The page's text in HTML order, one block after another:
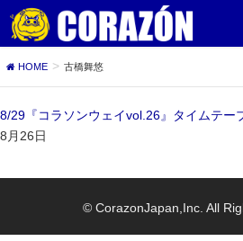
HOME 古橋舞悠
8/29『コラソンウェイvol.26』タイムテ
8月26日
© CorazonJapan,Inc. All